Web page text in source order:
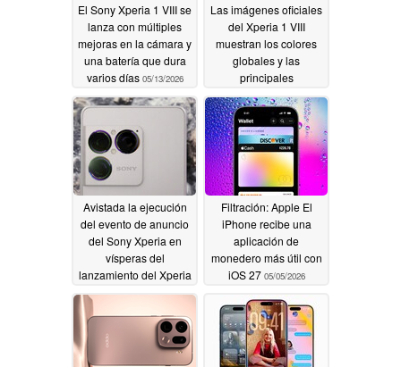
El Sony Xperia 1 VIII se
lanza con múltiples
mejoras en la cámara y
una batería que dura
varios días 05/13/2026
Las imágenes oficiales
del Xperia 1 VIII
muestran los colores
globales y las
principales
características antes
del día de su
lanzamiento05/12/2026
Avistada la ejecución
del evento de anuncio
del Sony Xperia en
vísperas del
lanzamiento del Xperia
1 VIII05/12/2026
Filtración: Apple El
iPhone recibe una
aplicación de
monedero más útil con
iOS 27 05/05/2026